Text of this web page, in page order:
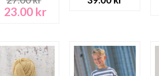
Det
27.00 kr.
23.00 krDet
23.00 kr.